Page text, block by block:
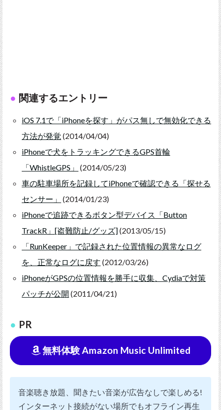
関連するエントリー
iOS 7.1で「iPhoneを探す」がパス無しで無効化できる
方法が発覚 (2014/04/04)
iPhoneで犬をトラッキングできるGPS首輪
「WhistleGPS」
(2014/05/23)
車の駐車場所を記録してiPhoneで確認できる「探せる
センサー」
(2014/01/23)
iPhoneで追跡できるボタン型デバイス「Button
TrackR」[盗難防止/グッズ](2013/05/15)
「RunKeeper」で記録された位置情報の異常なログ
を、正常なログに戻す (2012/03/26)
iPhoneがGPSの位置情報を勝手に収集、Cydiaで対策
パッチが公開 (2011/04/21)
PR
無料体験 Amazon Music Unlimited
音楽聴き放題、聞きたい音楽が広告なしで楽しめる!
インターネット接続がない場所でもオフライン再生